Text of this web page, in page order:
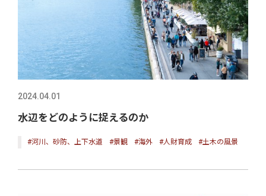
2024.04.01
水辺をどのように捉えるのか
#河川、砂防、上下水道 #景観 #海外 #人財育成 #土木の風景